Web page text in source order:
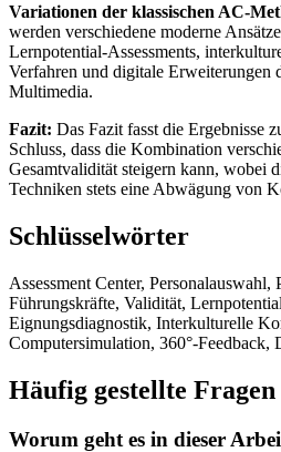
Variationen der klassischen AC-
werden verschiedene moderne
Lernpotential-Assessments,
Verfahren und digitale Erweiterungen
Multimedia.
Fazit: Das Fazit fasst die Ergebnisse
Schluss, dass die Kombination
Gesamtvalidität steigern kann, wobei
Techniken stets eine Abwägung von
Schlüsselwörter
Assessment Center,
Führungskräfte, Validität,
Eignungsdiagnostik, Interkulturelle
Computersimulation, 360°-Feedback,
Häufig gestellte Fragen
Worum geht es in dieser